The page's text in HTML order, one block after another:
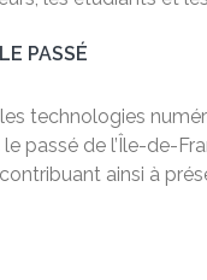
PASSÉ
technologies
passé de l’Île-de-
contribuant ainsi à